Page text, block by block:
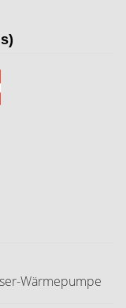
Wärmepumpe